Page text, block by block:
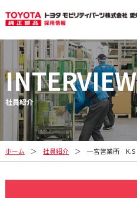
INTERVIEW
社員紹介
ホーム 社員紹介 一宮営業所 K.S